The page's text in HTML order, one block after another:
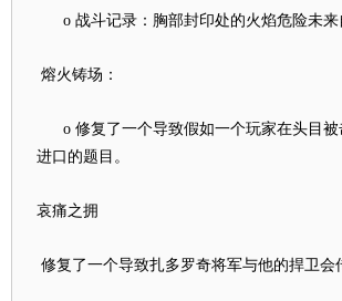
o 战斗记录：胸部封印处的火焰危险未来
熔火铸场：
o 修复了一个导致假如一个玩家在头目被
进口的题目。
哀痛之拥
修复了一个导致扎多罗奇将军与他的捍卫